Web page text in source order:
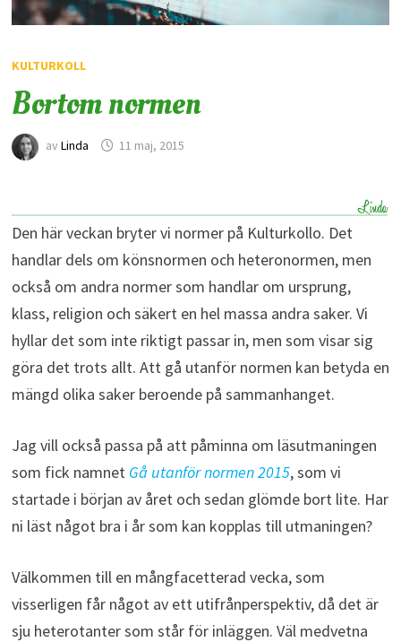
KULTURKOLL
Bortom normen
av Linda 11 maj, 2015
Den här veckan bryter vi normer på Kulturkollo. Det
handlar dels om könsnormen och heteronormen, men
också om andra normer som handlar om ursprung,
klass, religion och säkert en hel massa andra saker. Vi
hyllar det som inte riktigt passar in, men som visar sig
göra det trots allt. Att gå utanför normen kan betyda en
mängd olika saker beroende på sammanhanget.
Jag vill också passa på att påminna om läsutmaningen
som fick namnet Gå utanför normen 2015, som vi
startade i början av året och sedan glömde bort lite. Har
ni läst något bra i år som kan kopplas till utmaningen?
Välkommen till en mångfacetterad vecka, som
visserligen får något av ett utifrånperspektiv, då det är
sju heterotanter som står för inläggen. Väl medvetna